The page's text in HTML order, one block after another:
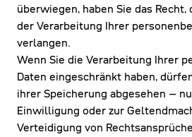
überwiegen, haben Sie das Recht,
der Verarbeitung Ihrer
verlangen.
Wenn Sie die Verarbeitung Ihrer
Daten eingeschränkt haben,
ihrer Speicherung abgesehen –
Einwilligung oder zur
Verteidigung von